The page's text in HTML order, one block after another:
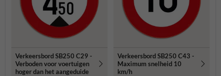
Verkeersbord SB250 C29 -
Verboden voor voertuigen
hoger dan het aangeduide
Verkeersbord SB250 C43 -
Maximum snelheid 10
km/h